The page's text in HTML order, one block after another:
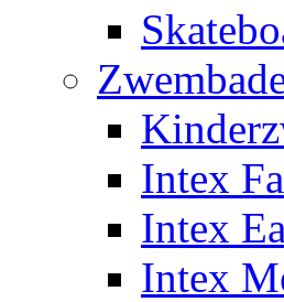
Intex
Intex
Intex